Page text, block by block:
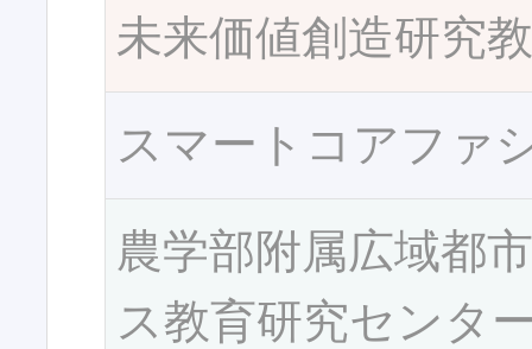
未来価値創造研究
スマートコアファ
農学部附属広域都
ス教育研究センタ